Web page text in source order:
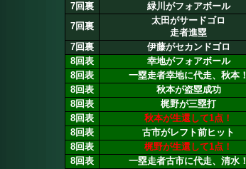
7回裏
緑川がフォアボール
7回裏
太田がサードゴロ
走者進塁
7回裏
伊藤がセカンドゴロ
8回表
幸地がフォアボール
8回表
一塁走者幸地に代走、秋本！
8回表
秋本が盗塁成功
8回表
梶野が三塁打
8回表
秋本が生還して1点！
8回表
古市がレフト前ヒット
8回表
梶野が生還して1点！
8回表
一塁走者古市に代走、清水！